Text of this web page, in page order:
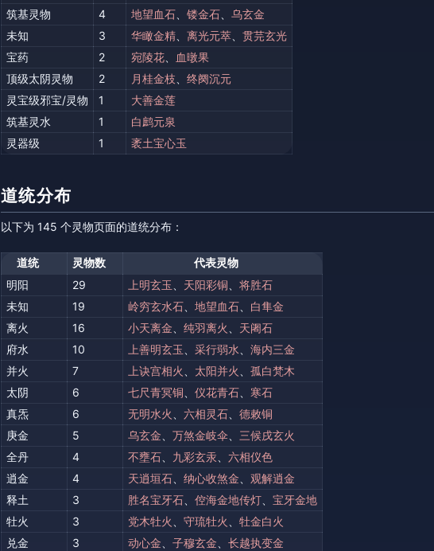
筑基灵物
4 地望血石、 镂金石、 乌玄金
未知
3 华瞰金精、 离光元萃、 贯芫玄光
宝药
2 宛陵花、
血暾果
顶级太阴灵物
2 月桂金枝
终阕沉元
灵宝级邪宝/灵物
1
大善金莲
筑基灵水
1
白鹧元泉
灵器级
1 袤土宝心玉
道统分布
以下为 145 个灵物页面的道统分布：
道统 灵物数 代表灵物
明阳 29 上明玄玉 天阳彩铜
将胜石
未知
19 岭穷玄水石、 地望血石、 白隼金
离火
16 小天离金 纯羽离火
天阇石
府水
10 上善明玄玉 采行弱水
海内三金
并火
7 上诀宫相火 太阳并火
孤白梵木
太阴
6 七尺青冥铜 仪花青石、 寒石
真炁
6 无明水火 六相灵石、 德敕铜
庚金
5 乌玄金 万煞金岐伞
三候戌玄火
全丹
4 不壅石、 九彩玄汞
六相仪色
逍金
4 天逍垣石、 纳心收煞金
观解逍金
释土
3 胜名宝牙石、 倥海金地传灯、 宝牙金地
牡火
3 党木牡火 守琉牡火
牡金白火
兑金
3 动心金 子穆玄金
长越执变金